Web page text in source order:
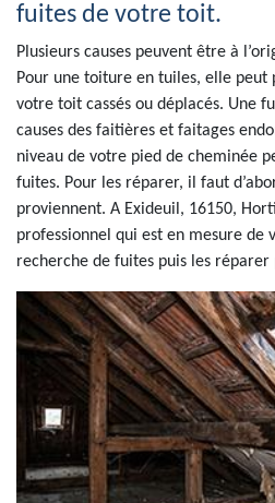
fuites de votre toit.
Plusieurs causes peuvent être à
Pour une toiture en tuiles, elle peut
votre toit cassés ou déplacés. Une
causes des faitières et faitages
niveau de votre pied de cheminée
fuites. Pour les réparer, il faut
proviennent. A Exideuil, 16150,
professionnel qui est en mesure de
recherche de fuites puis les